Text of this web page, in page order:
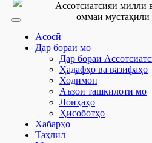
Ассотсиатсияи милли
оммаи мустақили
Асосӣ
Дар бораи мо
Дар бораи
Ҳадафҳо ва вазифаҳо
Ходимон
Аъзои ташкилоти мо
Лоиҳаҳо
Ҳисоботҳо
Хабарҳо
Таҳлил